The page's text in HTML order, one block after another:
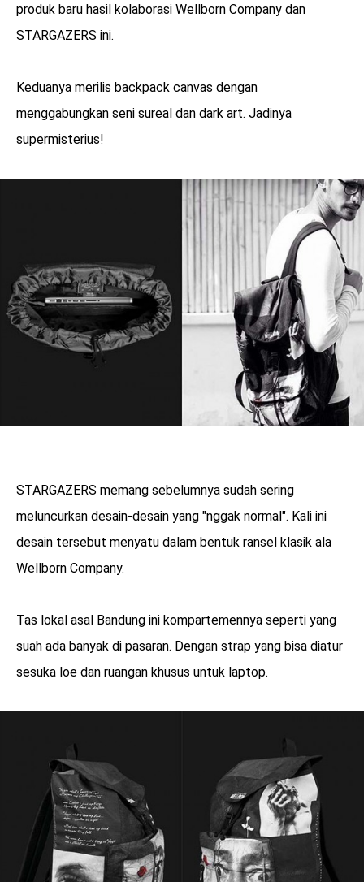
menarik
produk baru hasil kolaborasi Wellborn Company dan
STARGAZERS ini.
Keduanya merilis backpack canvas dengan
menggabungkan seni sureal dan dark art. Jadinya
supermisterius!
STARGAZERS memang sebelumnya sudah sering
meluncurkan desain-desain yang "nggak normal". Kali ini
desain tersebut menyatu dalam bentuk ransel klasik ala
Wellborn Company.
Tas lokal asal Bandung ini kompartemennya seperti yang
suah ada banyak di pasaran. Dengan strap yang bisa diatur
sesuka loe dan ruangan khusus untuk laptop.